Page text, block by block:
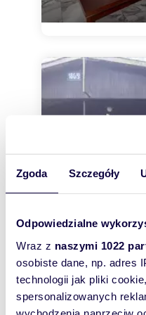
Zgoda Szczegóły
Odpowiedzialne
Wraz z naszymi 1022
osobiste dane, np. adres
technologii jak pliki
spersonalizowanych